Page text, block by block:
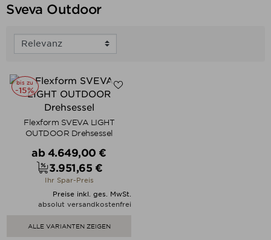
Sveva Outdoor
bis zu
-15%
Flexform SVEVA LIGHT
OUTDOOR Drehsessel
Verkaufspreis
ab 4.649,00 €
Preis
3.951,65 €
Ihr Spar-Preis
Preise inkl. ges. MwSt.
absolut versandkostenfrei
ALLE VARIANTEN ZEIGEN